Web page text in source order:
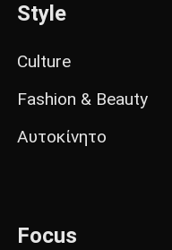
Style
Culture
Fashion & Beauty
Αυτοκίνητο
Focus